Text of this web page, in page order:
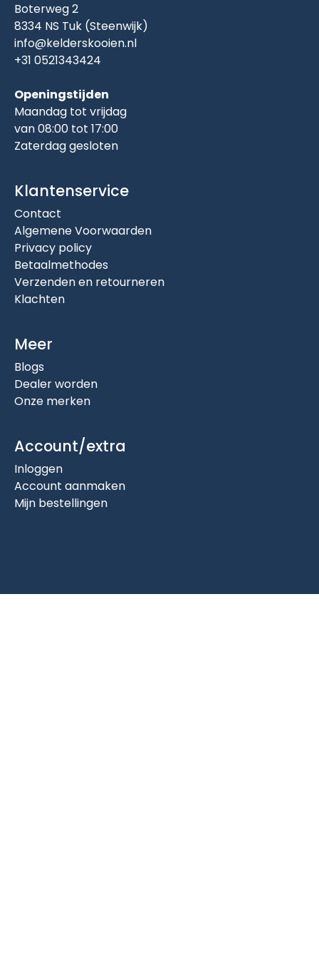
Boterweg 2
8334 NS Tuk (Steenwijk)
info@kelderskooien.nl
+31 0521343424
Openingstijden
Maandag tot vrijdag
van 08:00 tot 17:00
Zaterdag gesloten
Klantenservice
Contact
Algemene Voorwaarden
Privacy policy
Betaalmethodes
Verzenden en retourneren
Klachten
Meer
Blogs
Dealer worden
Onze merken
Account/extra
Inloggen
Account aanmaken
Mijn bestellingen